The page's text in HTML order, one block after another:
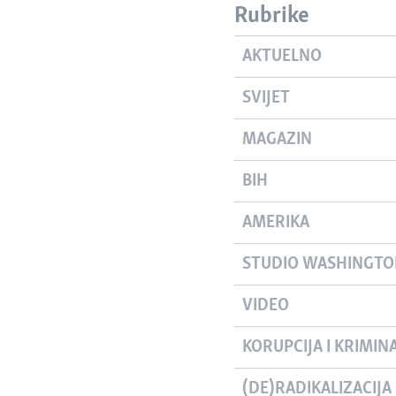
Rubrike
AKTUELNO
SVIJET
MAGAZIN
BIH
AMERIKA
STUDIO
VIDEO
KORUPCIJA I
(DE)RADIKALIZACIJA